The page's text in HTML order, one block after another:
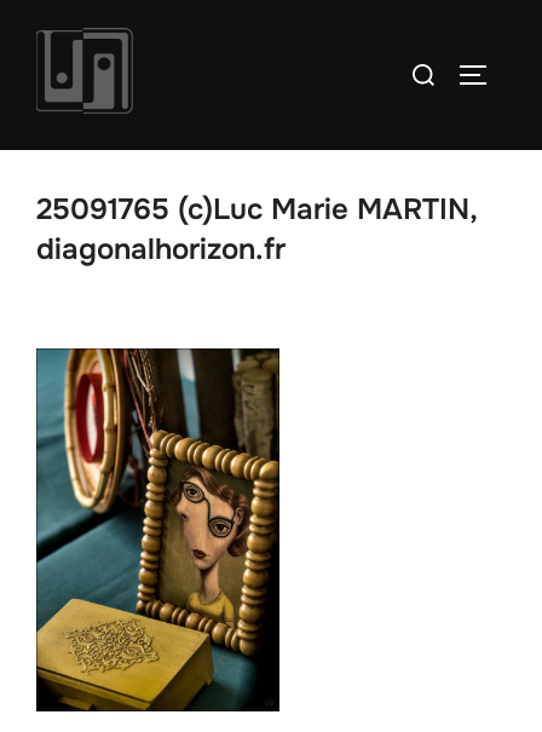
contenu
Rechercher :
25091765 (c)Luc Marie MARTIN,
diagonalhorizon.fr